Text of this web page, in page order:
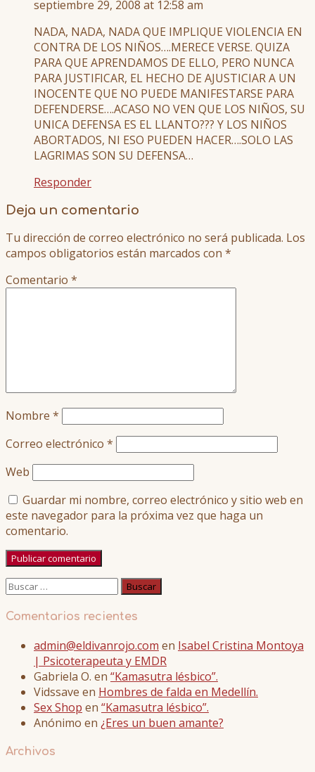
septiembre 29, 2008 at 12:58 am
NADA, NADA, NADA QUE IMPLIQUE VIOLENCIA EN
CONTRA DE LOS NIÑOS….MERECE VERSE. QUIZA
PARA QUE APRENDAMOS DE ELLO, PERO NUNCA
PARA JUSTIFICAR, EL HECHO DE AJUSTICIAR A UN
INOCENTE QUE NO PUEDE MANIFESTARSE PARA
DEFENDERSE….ACASO NO VEN QUE LOS NIÑOS, SU
UNICA DEFENSA ES EL LLANTO??? Y LOS NIÑOS
ABORTADOS, NI ESO PUEDEN HACER….SOLO LAS
LAGRIMAS SON SU DEFENSA…
Responder
Deja un comentario
Tu dirección de correo electrónico no será publicada. Los
campos obligatorios están marcados con *
Comentario *
Nombre *
Correo electrónico *
Web
Guardar mi nombre, correo electrónico y sitio web en
este navegador para la próxima vez que haga un
comentario.
Buscar:
Comentarios recientes
admin@eldivanrojo.com en Isabel Cristina Montoya
| Psicoterapeuta y EMDR
Gabriela O. en “Kamasutra lésbico”.
Vidssave en Hombres de falda en Medellín.
Sex Shop en “Kamasutra lésbico”.
Anónimo en ¿Eres un buen amante?
Archivos